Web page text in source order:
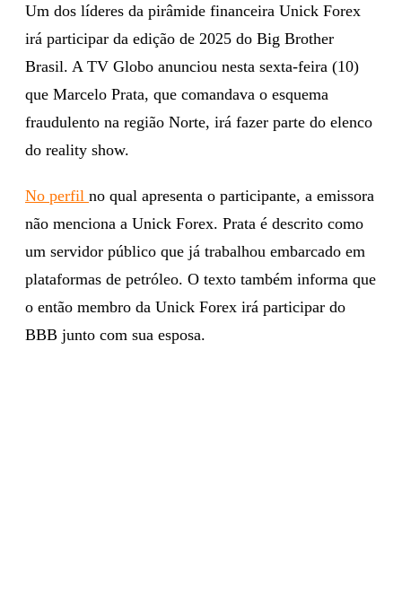
Um dos líderes da pirâmide financeira Unick Forex
irá participar da edição de 2025 do Big Brother
Brasil. A TV Globo anunciou nesta sexta-feira (10)
que Marcelo Prata, que comandava o esquema
fraudulento na região Norte, irá fazer parte do elenco
do reality show.
No perfil no qual apresenta o participante, a emissora
não menciona a Unick Forex. Prata é descrito como
um servidor público que já trabalhou embarcado em
plataformas de petróleo. O texto também informa que
o então membro da Unick Forex irá participar do
BBB junto com sua esposa.